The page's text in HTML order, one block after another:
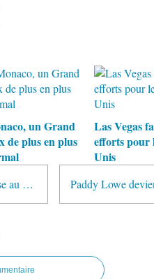
un Grand
de plus en plus
Las Vegas
efforts pour
Unis
Sahara Force India passe au rose avec BWT